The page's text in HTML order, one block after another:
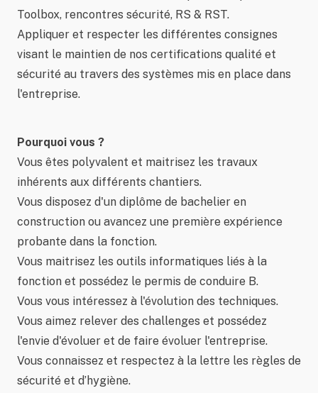
Toolbox, rencontres sécurité, RS & RST.
Appliquer et respecter les différentes consignes
visant le maintien de nos certifications qualité et
sécurité au travers des systèmes mis en place dans
l'entreprise.
Pourquoi vous ?
Vous êtes polyvalent et maitrisez les travaux
inhérents aux différents chantiers.
Vous disposez d'un diplôme de bachelier en
construction ou avancez une première expérience
probante dans la fonction.
Vous maitrisez les outils informatiques liés à la
fonction et possédez le permis de conduire B.
Vous vous intéressez à l'évolution des techniques.
Vous aimez relever des challenges et possédez
l'envie d'évoluer et de faire évoluer l'entreprise.
Vous connaissez et respectez à la lettre les règles de
sécurité et d’hygiène.